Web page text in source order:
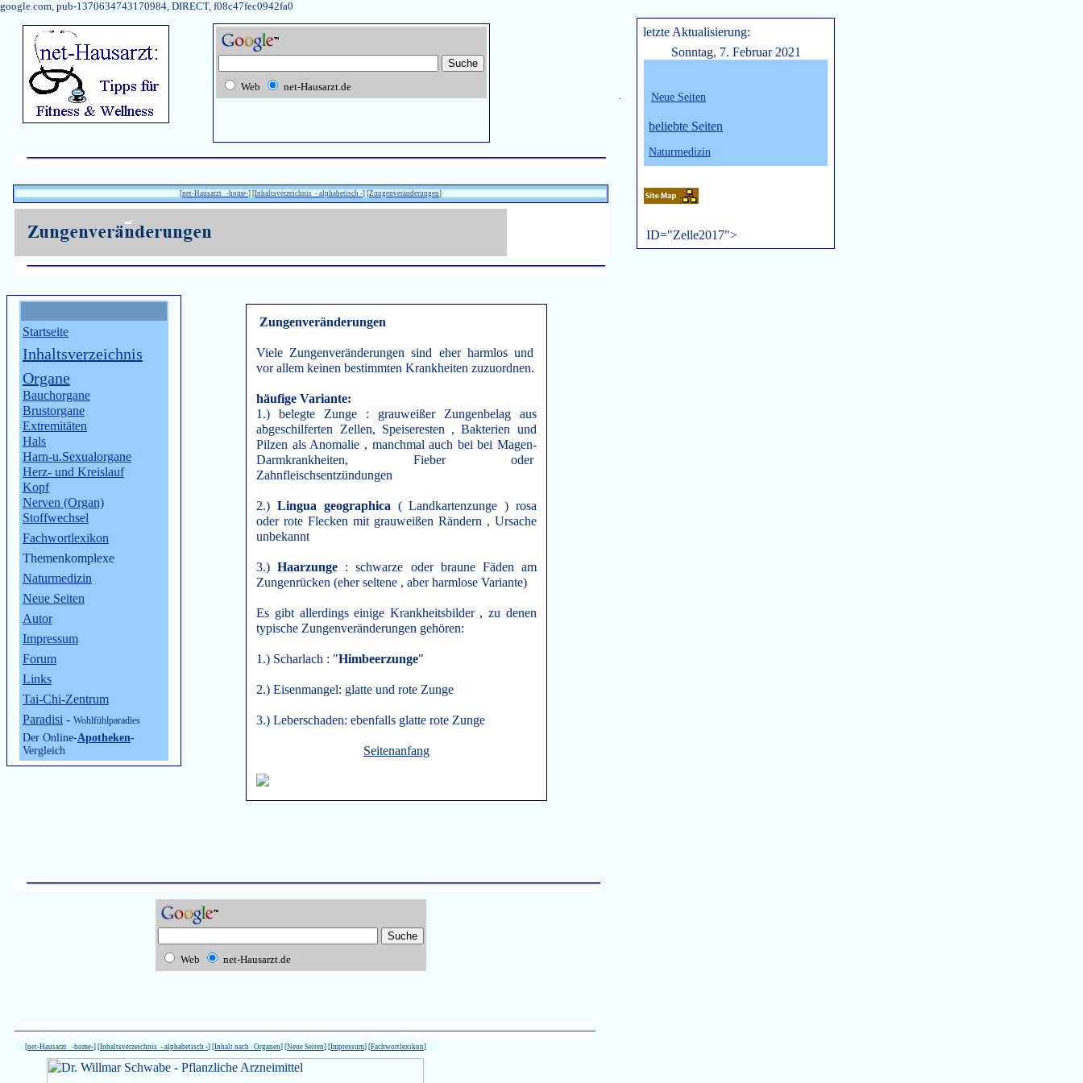
google.com, pub-1370634743170984, DIRECT, f08c47fec0942fa0
Web net-Hausarzt.de
[net-Hausarzt -home-] [Inhaltsverzeichnis - alphabetisch -] [Zungenveränderungen]
letzte Aktualisierung:
Sonntag, 7. Februar 2021
Neue Seiten
beliebte Seiten
Naturmedizin
ID="Zelle2017">
Startseite
Inhaltsverzeichnis
Organe
Bauchorgane
Brustorgane
Extremitäten
Hals
Harn-u.Sexualorgane
Herz- und Kreislauf
Kopf
Nerven (Organ)
Stoffwechsel
Fachwortlexikon
Themenkomplexe
Naturmedizin
Neue Seiten
Autor
Impressum
Forum
Links
Tai-Chi-Zentrum
Paradisi - Wohlfühlparadies
Der Online-Apotheken-
Vergleich
Zungenveränderungen
Viele Zungenveränderungen sind eher harmlos und
vor allem keinen bestimmten Krankheiten zuzuordnen.
häufige Variante:
1.) belegte Zunge : grauweißer Zungenbelag aus
abgeschilferten Zellen, Speiseresten , Bakterien und
Pilzen als Anomalie , manchmal auch bei bei Magen-
Darmkrankheiten, Fieber oder
Zahnfleischsentzündungen
2.) Lingua geographica ( Landkartenzunge ) rosa
oder rote Flecken mit grauweißen Rändern , Ursache
unbekannt
3.)Haarzunge : schwarze oder braune Fäden am
Zungenrücken (eher seltene , aber harmlose Variante)
Es gibt allerdings einige Krankheitsbilder , zu denen
typische Zungenveränderungen gehören:
1.) Scharlach : "Himbeerzunge"
2.) Eisenmangel: glatte und rote Zunge
3.) Leberschaden: ebenfalls glatte rote Zunge
Seitenanfang
Web net-Hausarzt.de
[net-Hausarzt -home-] [Inhaltsverzeichnis - alphabetisch -] [Inhalt nach Organen] [Neue Seiten] [Impressum] [Fachwortlexikon]